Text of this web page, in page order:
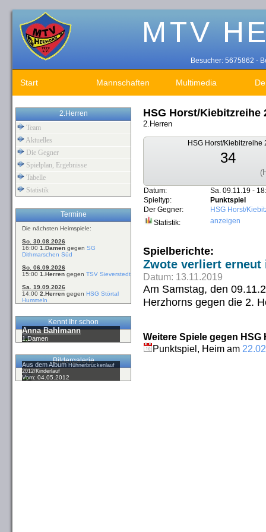
Besucher: 5675862 -
Start Mannschaften Multimedia
2.Herren
Team
Aktuelles
Die Gegner
Spielplan, Ergebnisse
Tabelle
Statistik
Termine
Die nächsten Heimspiele:
So. 30.08.2026
16:00 1.Damen gegen SG
Dithmarschen Süd
So. 06.09.2026
15:00 1.Herren gegen TSV Sieverstedt
Sa. 19.09.2026
14:00 2.Herren gegen HSG Störtal
Hummeln
Kennt Ihr schon
Anna Bahlmann
1.Damen
Bildergalerie
Aus dem AlbumHühnerbrückenlauf
2012/Kinderlauf
Vom: 04.05.2012
HSG Horst/Kiebitzreihe
2.Herren
HSG Horst/Kiebitzreihe
34
Datum:
Sa. 09.11.19 -
Spieltyp:
Punktspiel
Der Gegner:
HSG Horst/
Statistik:
anzeigen
Spielberichte:
Zwote verliert erneut
Datum: 13.11.2019
Am Samstag, den
Herzhorns gegen die 2.
Weitere Spiele gegen
Punktspiel, Heim am